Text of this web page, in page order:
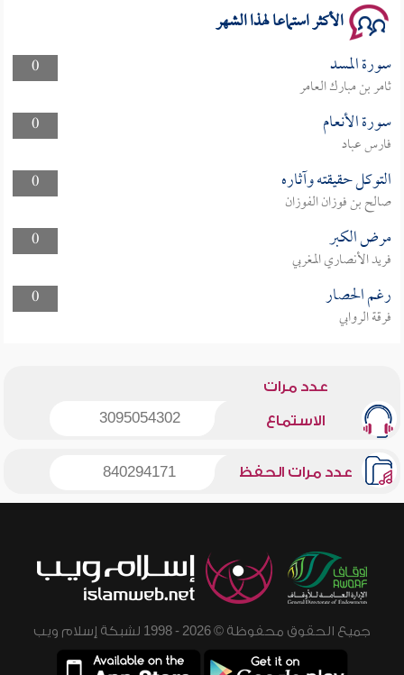
الأكثر استماعا لهذا الشهر
0 سورة المسد
ثامر بن مبارك العامر
0
سورة الأنعام
فارس عباد
0
التوكل حقيقته وآثاره
صالح بن فوزان الفوزان
0
مرض الكبر
فريد الأنصاري المغربي
0
رغم الحصار
فرقة الروابي
عدد مرات
الاستماع 3095054302
عدد مرات الحفظ 840294171
جميع الحقوق محفوظة © 2026 - 1998 لشبكة إسلام ويب